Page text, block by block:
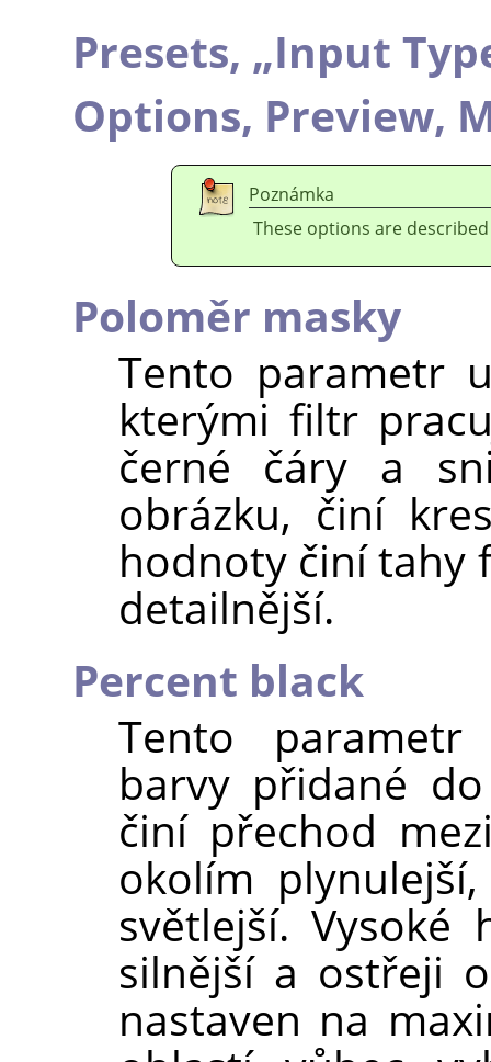
Presets, „Input
Options, Preview,
Poznámka
These options are
Poloměr masky
Tento parametr
kterými filtr
černé čáry a
obrázku, činí
hodnoty činí tahy
detailnější.
Percent black
Tento
barvy přidané
činí přechod
okolím
světlejší.
silnější a ostřeji
nastaven na